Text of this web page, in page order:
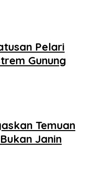
Pelari
Gunung
Temuan
Janin